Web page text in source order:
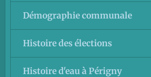
Démographie communale
Histoire des élections
Histoire d'eau à Périgny